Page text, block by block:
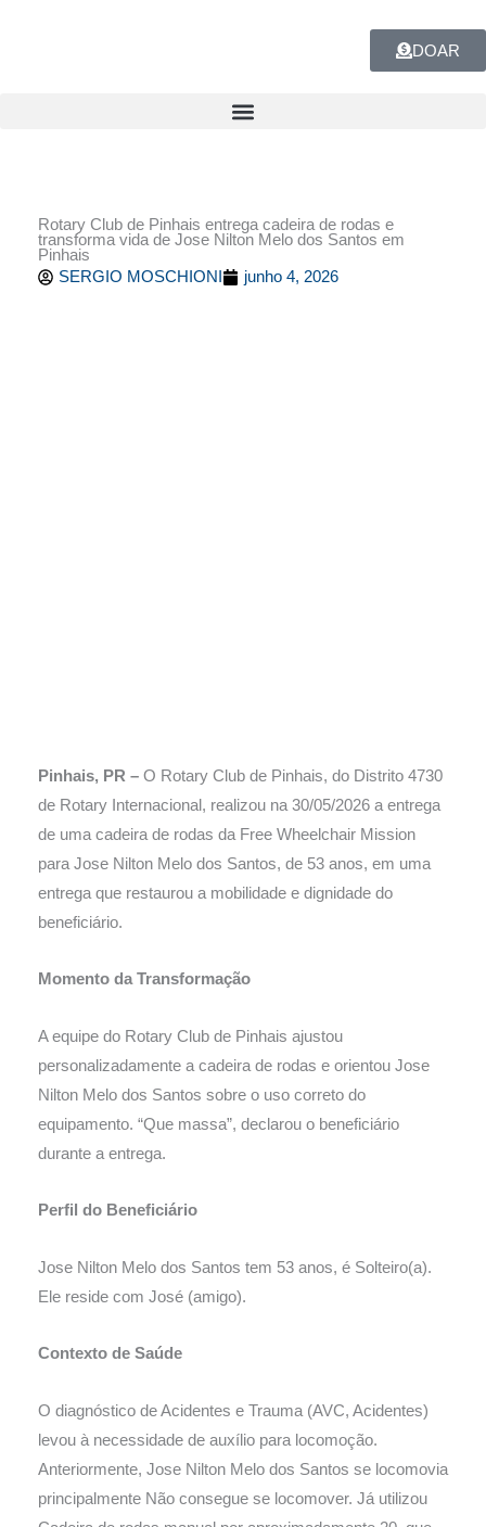
DOAR
Rotary Club de Pinhais entrega cadeira de rodas e
transforma vida de Jose Nilton Melo dos Santos em
Pinhais
SERGIO MOSCHIONI
junho 4, 2026
Pinhais, PR –O Rotary Club de Pinhais, do Distrito 4730
de Rotary Internacional, realizou na 30/05/2026 a entrega
de uma cadeira de rodas da Free Wheelchair Mission
para Jose Nilton Melo dos Santos, de 53 anos, em uma
entrega que restaurou a mobilidade e dignidade do
beneficiário.
Momento da Transformação
A equipe do Rotary Club de Pinhais ajustou
personalizadamente a cadeira de rodas e orientou Jose
Nilton Melo dos Santos sobre o uso correto do
equipamento. “Que massa”, declarou o beneficiário
durante a entrega.
Perfil do Beneficiário
Jose Nilton Melo dos Santos tem 53 anos, é Solteiro(a).
Ele reside com José (amigo).
Contexto de Saúde
O diagnóstico de Acidentes e Trauma (AVC, Acidentes)
levou à necessidade de auxílio para locomoção.
Anteriormente, Jose Nilton Melo dos Santos se locomovia
principalmente Não consegue se locomover. Já utilizou